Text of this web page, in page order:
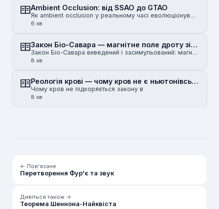
Ambient Occlusion: від SSAO до GTAO
Як ambient occlusion у реальному часі еволюціонував від SSAO часів Crysis до горизонт-базованого HBA…
6 хв
Закон Біо-Савара — магнітне поле дроту зі струмом
Закон Біо-Савара виведений і засимульований: магнітне поле нескінченного прямого дроту, скінченного …
8 хв
Реологія крові — чому кров не є ньютонівською рідиною
Чому кров не підкоряється закону в
8 хв
← Пов'язане
Перетворення Фур'є та звук
Дивіться також →
Теорема Шеннона-Найквіста